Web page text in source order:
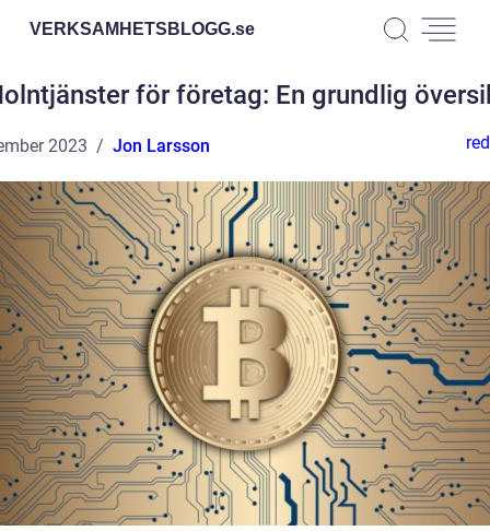
VERKSAMHETSBLOGG.se
för företag: En grundlig
2023 Jon Larsson